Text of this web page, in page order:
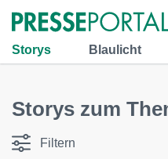
Storys Blaulicht
Storys zum
Filtern